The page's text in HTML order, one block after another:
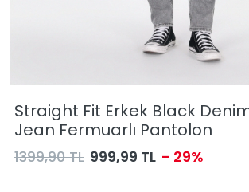
Straight Fit Erkek Black
Jean Fermuarlı Pantolon
1399,90 TL 999,99 TL - 29%